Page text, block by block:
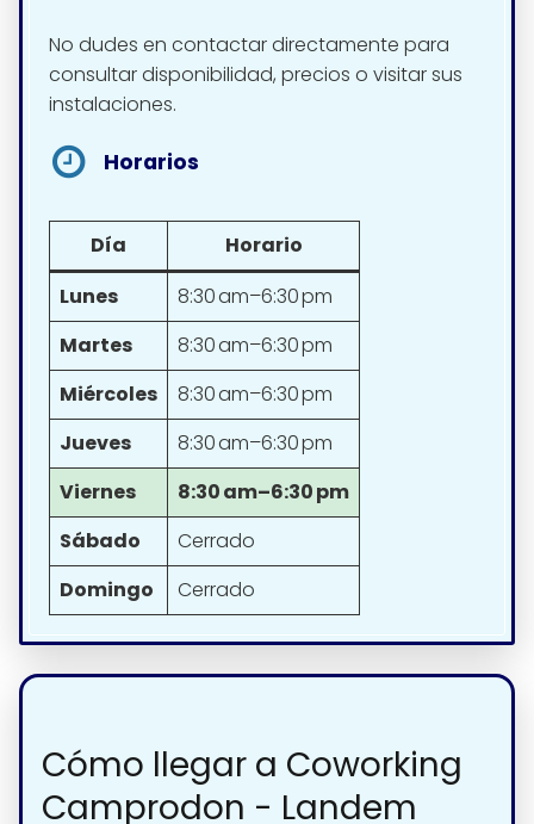
No dudes en contactar directamente para
consultar disponibilidad, precios o visitar sus
instalaciones.
Horarios
Día
Horario
Lunes
8:30 am–6:30 pm
Martes
8:30 am–6:30 pm
Miércoles
8:30 am–6:30 pm
Jueves
8:30 am–6:30 pm
Viernes
8:30 am–6:30 pm
Sábado
Cerrado
Domingo
Cerrado
Cómo llegar a Coworking
Camprodon - Landem